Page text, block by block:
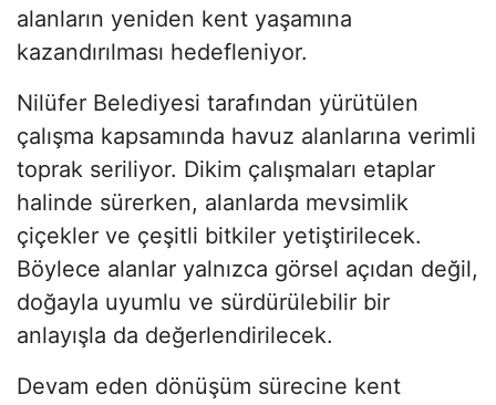
alanların yeniden kent yaşamına
kazandırılması hedefleniyor.
Nilüfer Belediyesi tarafından yürütülen
çalışma kapsamında havuz alanlarına verimli
toprak seriliyor. Dikim çalışmaları etaplar
halinde sürerken, alanlarda mevsimlik
çiçekler ve çeşitli bitkiler yetiştirilecek.
Böylece alanlar yalnızca görsel açıdan değil,
doğayla uyumlu ve sürdürülebilir bir
anlayışla da değerlendirilecek.
Devam eden dönüşüm sürecine kent